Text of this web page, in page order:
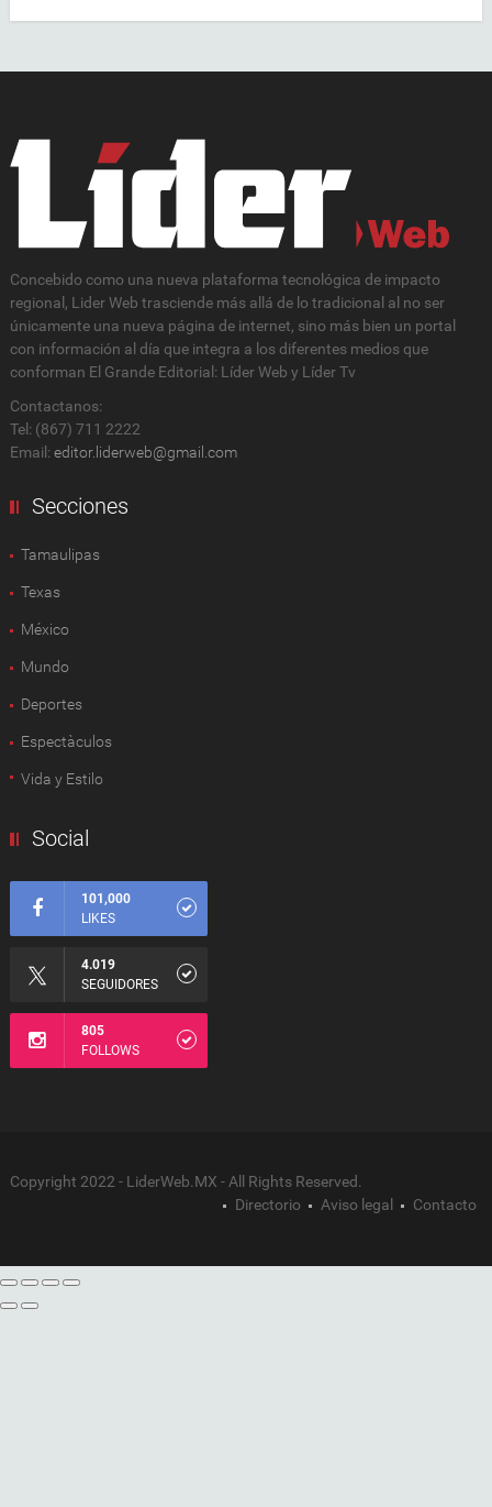
Concebido como una nueva plataforma tecnológica de impacto
regional, Lider Web trasciende más allá de lo tradicional al no ser
únicamente una nueva página de internet, sino más bien un portal
con información al día que integra a los diferentes medios que
conforman El Grande Editorial: Líder Web y Líder Tv
Contactanos:
Tel: (867) 711 2222
Email: editor.liderweb@gmail.com
Secciones
Tamaulipas
Texas
México
Mundo
Deportes
Espectàculos
Vida y Estilo
Social
101,000
LIKES
4.019
SEGUIDORES
805
FOLLOWS
Copyright 2022 - LiderWeb.MX - All Rights Reserved.
Directorio
Aviso legal Contacto